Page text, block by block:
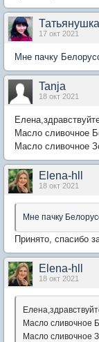
Татьянушка
17 окт 2021
Мне пачку
Tanja
18 окт 2021
Елена,
Масло сливочное
Масло сливочное
Elena-hll
18 окт 2021
Мне пачку
Принято, спасибо
Elena-hll
18 окт 2021
Елена,
Масло сливочное
Масло сливочное